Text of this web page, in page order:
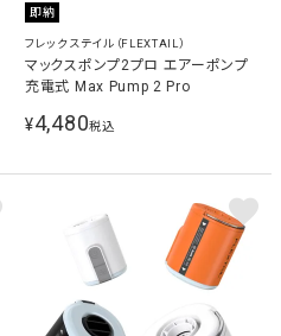
即納
フレックステイル（FLEXTAIL）
マックスポンプ2プロ エアーポンプ
充電式 Max Pump 2 Pro
¥4,480税込